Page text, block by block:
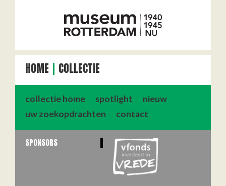
HOME COLLECTIE
collectie home spotlight
nieuw
uw zoekopdrachten
contact
SPONSORS